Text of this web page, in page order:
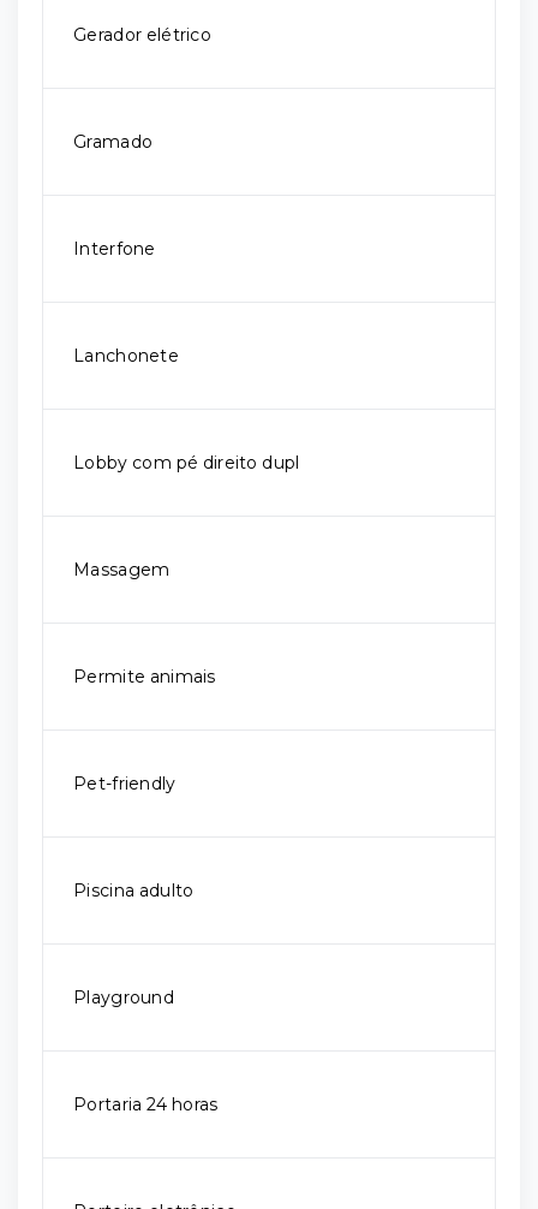
Gerador elétrico
Gramado
Interfone
Lanchonete
Lobby com pé direito dupl
Massagem
Permite animais
Pet-friendly
Piscina adulto
Playground
Portaria 24 horas